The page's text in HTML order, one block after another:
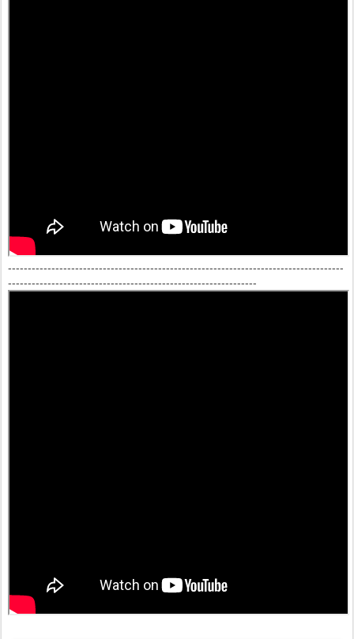
-------------------------------------------------------------------------------------
---------------------------------------------------------------